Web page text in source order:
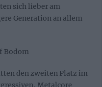
sich lieber am
Generation an allem
den zweiten Platz im
Metalcore